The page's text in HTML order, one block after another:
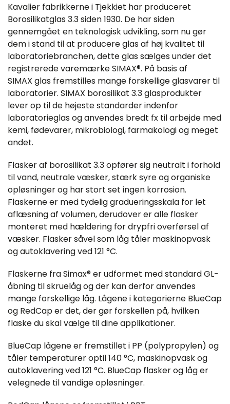
Kavalier fabrikkerne i Tjekkiet har produceret
Borosilikatglas 3.3 siden 1930. De har siden
gennemgået en teknologisk udvikling, som nu gør
dem i stand til at producere glas af høj kvalitet til
laboratoriebranchen, dette glas sælges under det
registrerede varemærke SIMAX®. På basis af
SIMAX glas fremstilles mange forskellige glasvarer til
laboratorier. SIMAX borosilikat 3.3 glasprodukter
lever op til de højeste standarder indenfor
laboratorieglas og anvendes bredt fx til arbejde med
kemi, fødevarer, mikrobiologi, farmakologi og meget
andet.
Flasker af borosilikat 3.3 opfører sig neutralt i forhold
til vand, neutrale væsker, stærk syre og organiske
opløsninger og har stort set ingen korrosion.
Flaskerne er med tydelig gradueringsskala for let
aflæsning af volumen, derudover er alle flasker
monteret med hældering for drypfri overførsel af
væsker. Flasker såvel som låg tåler maskinopvask
og autoklavering ved 121 °C.
Flaskerne fra Simax® er udformet med standard GL-
åbning til skruelåg og der kan derfor anvendes
mange forskellige låg. Lågene i kategorierne BlueCap
og RedCap er det, der gør forskellen på, hvilken
flaske du skal vælge til dine applikationer.
BlueCap lågene er fremstillet i PP (polypropylen) og
tåler temperaturer optil 140 °C, maskinopvask og
autoklavering ved 121 °C. BlueCap flasker og låg er
velegnede til vandige opløsninger.